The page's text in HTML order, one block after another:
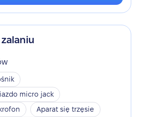
micro jack
Aparat się trzęsie